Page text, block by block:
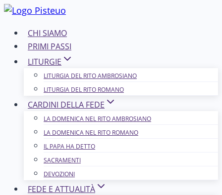
Salta
contenutoCHI SIAMO
PRIMI PASSI
LITURGIE
LITURGIA DEL RITO AMBROSIANO
LITURGIA DEL RITO ROMANO
CARDINI DELLA FEDE
LA DOMENICA NEL R​​​​​​ITO AMBROSIANO
LA DOMENICA NEL RITO ROMANO
IL PAPA HA DETTO
SACRAMENTI
DEVOZIONI
FEDE E ATTUALITÀ